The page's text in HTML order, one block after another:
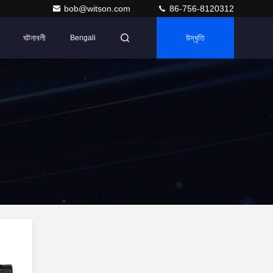
bob@witson.com 86-756-8120312
ঘটনাবলী Bengali উদ্ধৃতি